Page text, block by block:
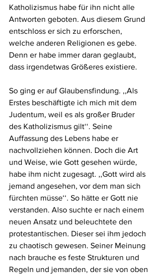
Katholizismus habe für ihn nicht alle
Antworten geboten. Aus diesem Grund
entschloss er sich zu erforschen,
welche anderen Religionen es gebe.
Denn er habe immer daran geglaubt,
dass irgendetwas Größeres existiere.
So ging er auf Glaubensfindung. ,,Als
Erstes beschäftigte ich mich mit dem
Judentum, weil es als großer Bruder
des Katholizismus gilt‘‘. Seine
Auffassung des Lebens habe er
nachvollziehen können. Doch die Art
und Weise, wie Gott gesehen würde,
habe ihm nicht zugesagt. ,,Gott wird als
jemand angesehen, vor dem man sich
fürchten müsse‘‘. So hätte er Gott nie
verstanden. Also suchte er nach einem
neuen Ansatz und beleuchtete den
protestantischen. Dieser sei ihm jedoch
zu chaotisch gewesen. Seiner Meinung
nach brauche es feste Strukturen und
Regeln und jemanden, der sie von oben